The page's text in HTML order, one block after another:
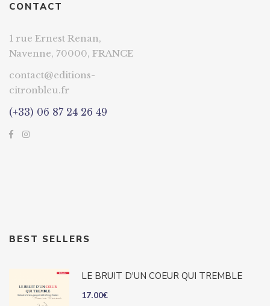
CONTACT
1 rue Ernest Renan,
Navenne, 70000, FRANCE
contact@editions-
citronbleu.fr
(+33) 06 87 24 26 49
BEST SELLERS
LE BRUIT D'UN COEUR QUI TREMBLE
17.00€